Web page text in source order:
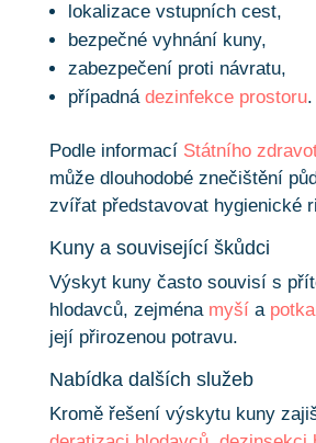
lokalizace vstupních cest,
bezpečné vyhnání kuny,
zabezpečení proti návratu,
případná dezinfekce prostoru.
Podle informací Státního
může dlouhodobé znečištění
zvířat představovat hygienické
Kuny a související škůdci
Výskyt kuny často souvisí s
hlodavců, zejména myšía
její přirozenou potravu.
Nabídka dalších služeb
Kromě řešení výskytu kuny